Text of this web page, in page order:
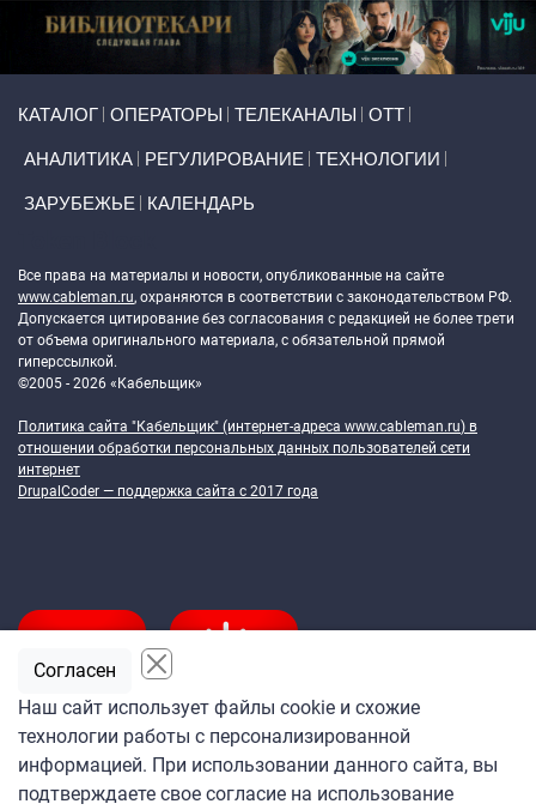
КАТАЛОГ ОПЕРАТОРЫ ТЕЛЕКАНАЛЫ ОТТ
АНАЛИТИКА РЕГУЛИРОВАНИЕ ТЕХНОЛОГИИ
ЗАРУБЕЖЬЕ КАЛЕНДАРЬ
Все права на материалы и новости, опубликованные на сайте
www.cableman.ru, охраняются в соответствии с законодательством РФ.
Допускается цитирование без согласования с редакцией не более трети
от объема оригинального материала, с обязательной прямой
гиперссылкой.
©2005 - 2026 «Кабельщик»
Политика сайта "Кабельщик" (интернет-адреса www.cableman.ru) в
отношении обработки персональных данных пользователей сети
интернет
DrupalCoder — поддержка сайта c 2017 года
Подпишитесь
на ежедневную рассылку
Наш сайт использует файлы cookie и схожие
технологии работы с персонализированной
информацией. При использовании данного сайта, вы
подтверждаете свое согласие на использование
Согласен